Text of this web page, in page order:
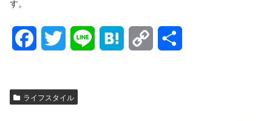
す。
c
i
ライフスタイル